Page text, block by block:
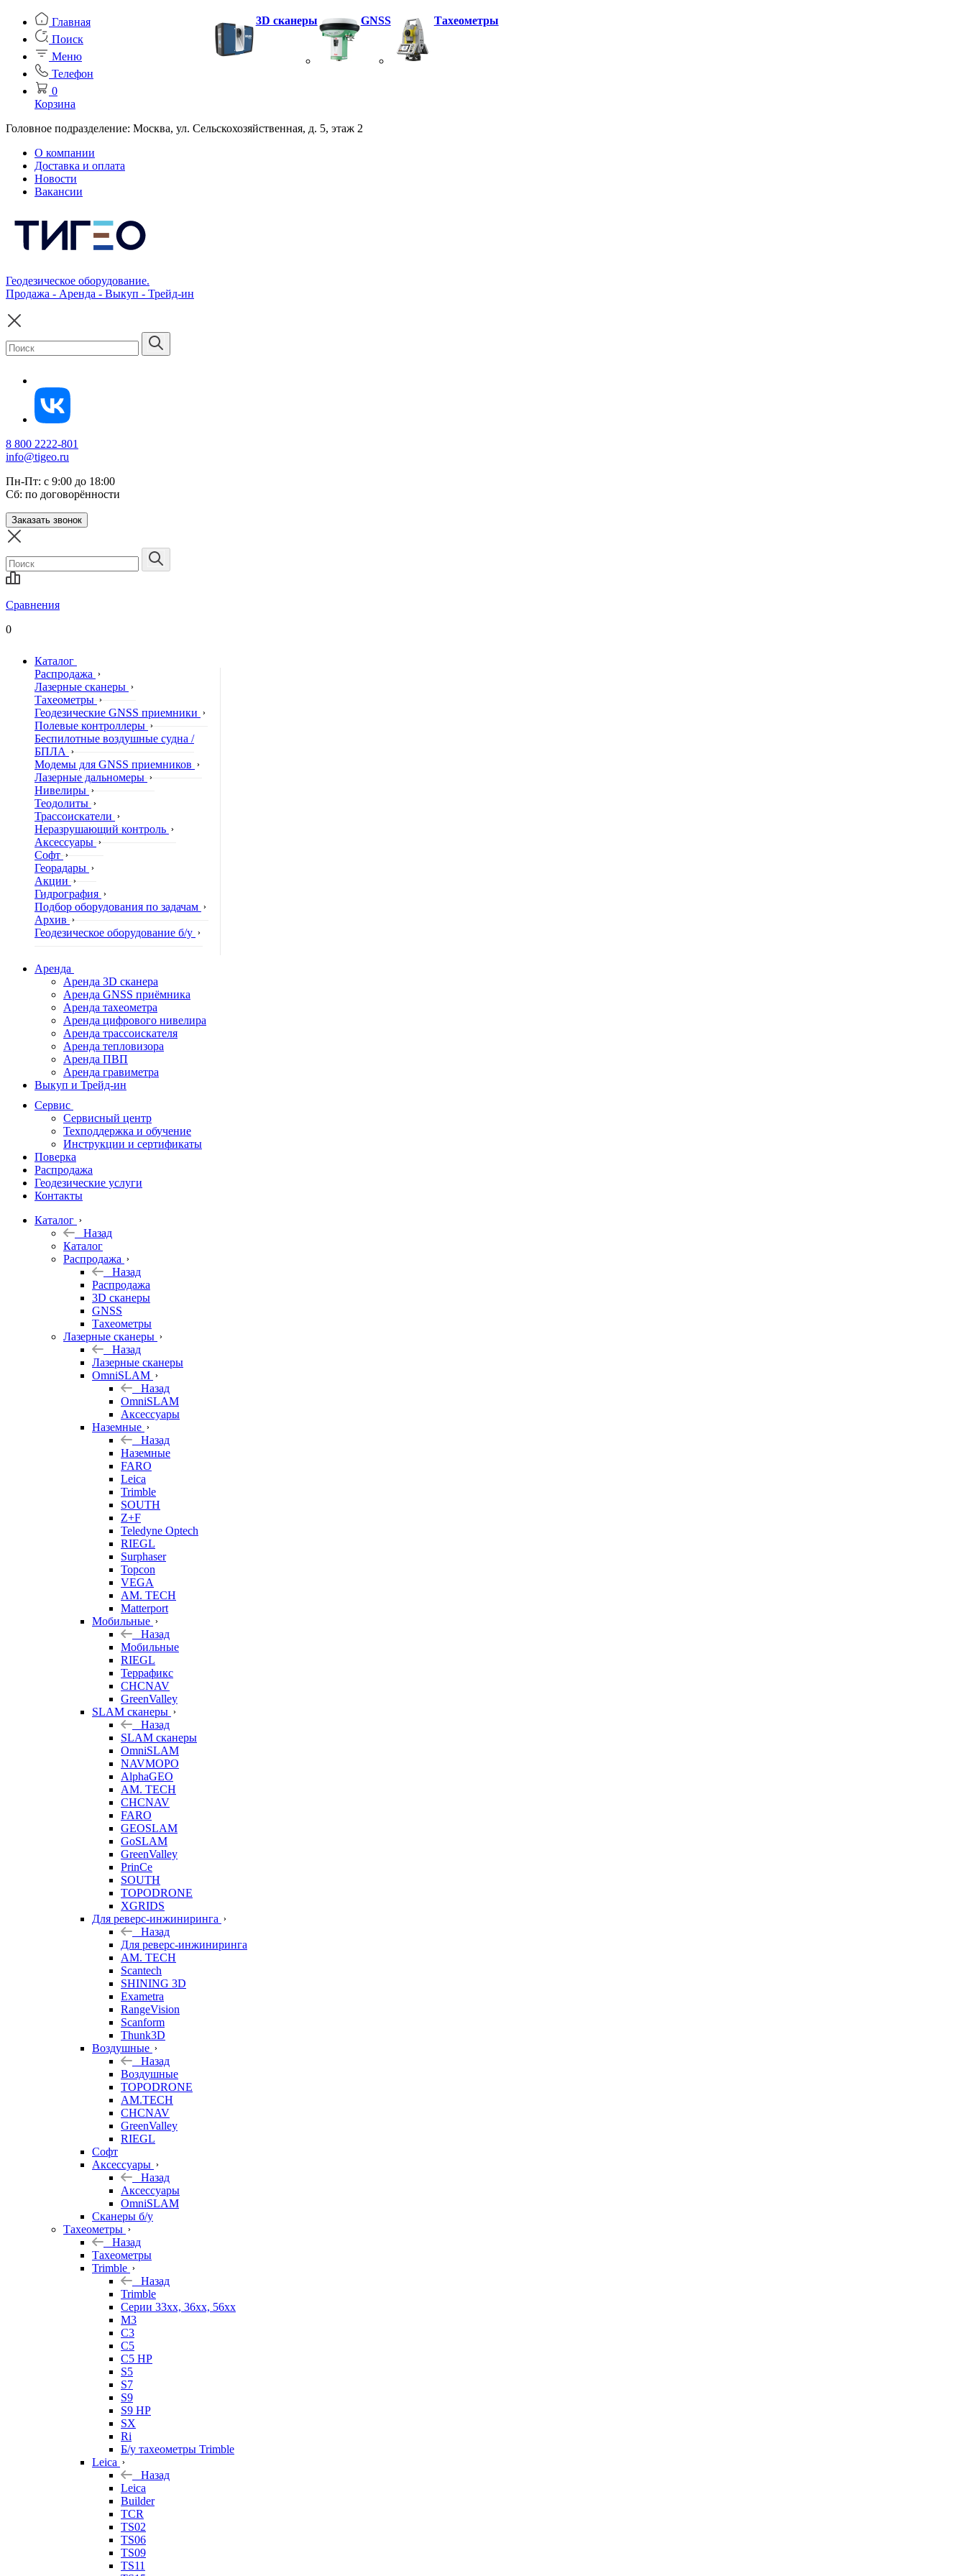
Главная
Поиск
Меню
Телефон
0
Корзина
Головное подразделение: Москва, ул. Сельскохозяйственная, д. 5, этаж 2
О компании
Доставка и оплата
Новости
Вакансии
Геодезическое оборудование.
Продажа - Аренда - Выкуп - Трейд-ин
8 800 2222-801
info@tigeo.ru
Пн-Пт: с 9:00 до 18:00
Сб: по договорённости
Заказать звонок
Сравнения
0
Каталог
Распродажа
Лазерные сканеры
Тахеометры
Геодезические GNSS приемники
Полевые контроллеры
Беспилотные воздушные судна /
БПЛА
Модемы для GNSS приемников
Лазерные дальномеры
Нивелиры
Теодолиты
Трассоискатели
Неразрушающий контроль
Аксессуары
Софт
Георадары
Акции
Гидрография
Подбор оборудования по задачам
Архив
Геодезическое оборудование б/у
3D сканеры GNSS Тахеометры
Аренда
Аренда 3D сканера
Аренда GNSS приёмника
Аренда тахеометра
Аренда цифрового нивелира
Аренда трассоискателя
Аренда тепловизора
Аренда ПВП
Аренда гравиметра
Выкуп и Трейд-ин
Сервис
Сервисный центр
Техподдержка и обучение
Инструкции и сертификаты
Поверка
Распродажа
Геодезические услуги
Контакты
Каталог
Назад
Каталог
Распродажа
Назад
Распродажа
3D сканеры
GNSS
Тахеометры
Лазерные сканеры
Назад
Лазерные сканеры
OmniSLAM
Назад
OmniSLAM
Аксессуары
Наземные
Назад
Наземные
FARO
Leica
Trimble
SOUTH
Z+F
Teledyne Optech
RIEGL
Surphaser
Topcon
VEGA
AM. TECH
Matterport
Мобильные
Назад
Мобильные
RIEGL
Террафикс
CHCNAV
GreenValley
SLAM сканеры
Назад
SLAM сканеры
OmniSLAM
NAVMOPO
AlphaGEO
AM. TECH
CHCNAV
FARO
GEOSLAM
GoSLAM
GreenValley
PrinCe
SOUTH
TOPODRONE
XGRIDS
Для реверс-инжиниринга
Назад
Для реверс-инжиниринга
AM. TECH
Scantech
SHINING 3D
Exametra
RangeVision
Scanform
Thunk3D
Воздушные
Назад
Воздушные
TOPODRONE
AM.TECH
CHCNAV
GreenValley
RIEGL
Софт
Аксессуары
Назад
Аксессуары
OmniSLAM
Сканеры б/у
Тахеометры
Назад
Тахеометры
Trimble
Назад
Trimble
Серии 33xx, 36xx, 56xx
M3
C3
C5
C5 HP
S5
S7
S9
S9 HP
SX
Ri
Б/у тахеометры Trimble
Leica
Назад
Leica
Builder
TCR
TS02
TS06
TS09
TS11